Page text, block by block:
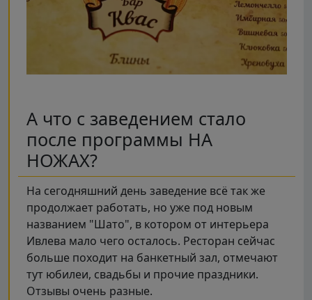
А что с заведением стало
после программы НА
НОЖАХ?
На сегодняшний день заведение всё так же
продолжает работать, но уже под новым
названием "Шато", в котором от интерьера
Ивлева мало чего осталось. Ресторан сейчас
больше походит на банкетный зал, отмечают
тут юбилеи, свадьбы и прочие праздники.
Отзывы очень разные.